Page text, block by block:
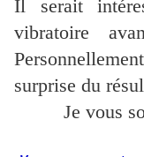
Il serait
vibratoire
surprise du
Je vous